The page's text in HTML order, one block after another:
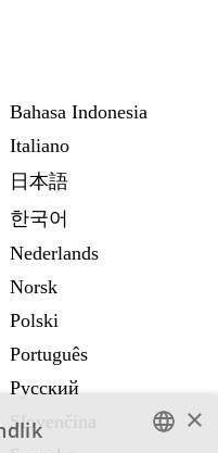
Bahasa Indonesia
Italiano
日本語
한국어
Nederlands
Norsk
Polski
Português
Русский
Slovenčina
×